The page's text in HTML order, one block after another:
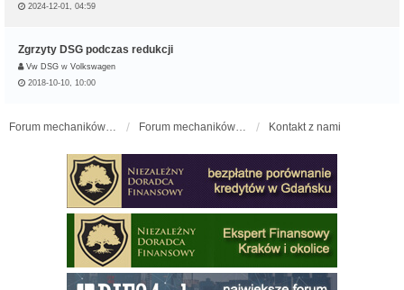
2024-12-01, 04:59
Zgrzyty DSG podczas redukcji
Vw DSG w Volkswagen
2018-10-10, 10:00
Kontakt z nami